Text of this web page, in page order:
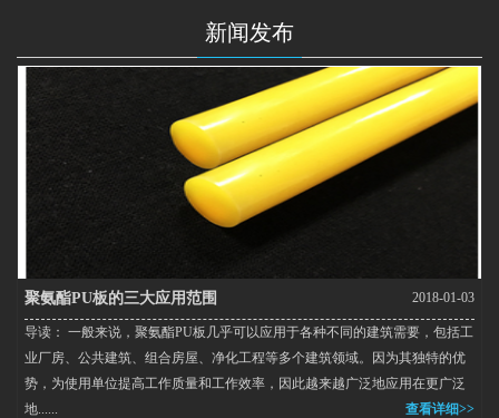
新闻发布
聚氨酯PU板的三大应用范围 2018-01-03
导读： 一般来说，聚氨酯PU板几乎可以应用于各种不同的建筑需要，包括工
业厂房、公共建筑、组合房屋、净化工程等多个建筑领域。因为其独特的优
势，为使用单位提高工作质量和工作效率，因此越来越广泛地应用在更广泛
地......
查看详细>>